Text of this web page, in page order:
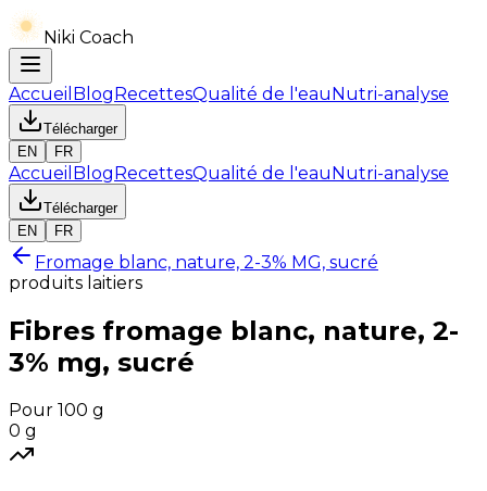
Niki Coach
Accueil BlogRecettesQualité de l'eauNutri-analyse
Télécharger
EN
FR
Accueil BlogRecettesQualité de l'eauNutri-analyse
Télécharger
EN
FR
Fromage blanc, nature, 2-3% MG, sucré
produits laitiers
Fibres fromage blanc, nature, 2-
3% mg, sucré
Pour 100 g
0 g